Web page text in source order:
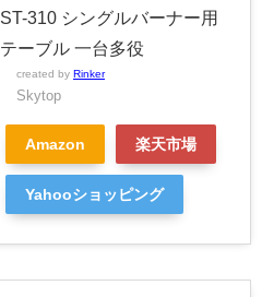
ST-310 シングルバーナー用
テーブル 一台多役
created by Rinker
Skytop
Amazon 楽天市場
Yahooショッピング